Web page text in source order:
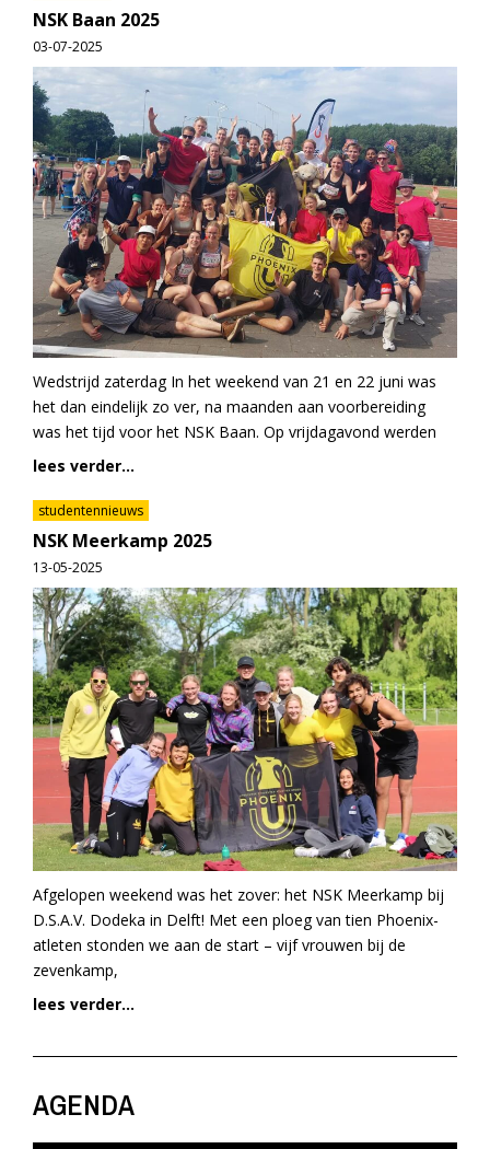
NSK Baan 2025
03-07-2025
Wedstrijd zaterdag In het weekend van 21 en 22 juni was
het dan eindelijk zo ver, na maanden aan voorbereiding
was het tijd voor het NSK Baan. Op vrijdagavond werden
lees verder...
studentennieuws
NSK Meerkamp 2025
13-05-2025
Afgelopen weekend was het zover: het NSK Meerkamp bij
D.S.A.V. Dodeka in Delft! Met een ploeg van tien Phoenix-
atleten stonden we aan de start – vijf vrouwen bij de
zevenkamp,
lees verder...
AGENDA